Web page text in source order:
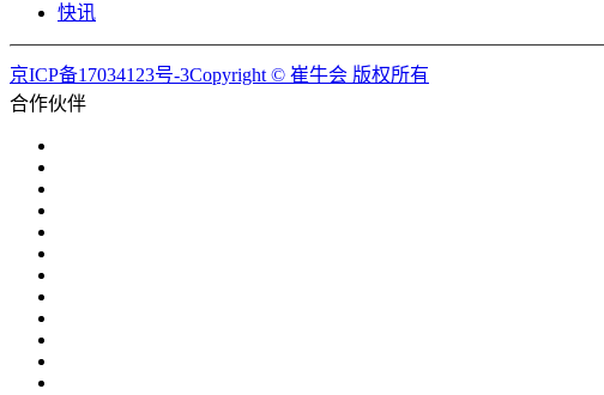
快讯
京ICP备17034123号-3Copyright © 崔牛会 版权所有
合作伙伴